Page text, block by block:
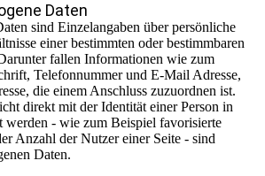
Daten
sind Einzelangaben über persönliche
einer bestimmten oder bestimmbaren
fallen Informationen wie zum
Telefonnummer und E-Mail Adresse,
die einem Anschluss zuzuordnen ist.
direkt mit der Identität einer Person in
werden - wie zum Beispiel favorisierte
Anzahl der Nutzer einer Seite - sind
Daten.